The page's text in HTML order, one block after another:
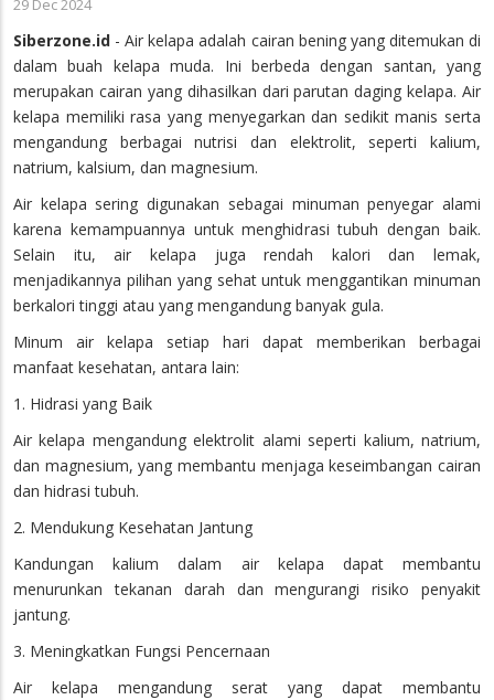
29 Dec 2024
Siberzone.id - Air kelapa adalah cairan bening yang ditemukan di
dalam buah kelapa muda. Ini berbeda dengan santan, yang
merupakan cairan yang dihasilkan dari parutan daging kelapa. Air
kelapa memiliki rasa yang menyegarkan dan sedikit manis serta
mengandung berbagai nutrisi dan elektrolit, seperti kalium,
natrium, kalsium, dan magnesium.
Air kelapa sering digunakan sebagai minuman penyegar alami
karena kemampuannya untuk menghidrasi tubuh dengan baik.
Selain itu, air kelapa juga rendah kalori dan lemak,
menjadikannya pilihan yang sehat untuk menggantikan minuman
berkalori tinggi atau yang mengandung banyak gula.
Minum air kelapa setiap hari dapat memberikan berbagai
manfaat kesehatan, antara lain:
1. Hidrasi yang Baik
Air kelapa mengandung elektrolit alami seperti kalium, natrium,
dan magnesium, yang membantu menjaga keseimbangan cairan
dan hidrasi tubuh.
2. Mendukung Kesehatan Jantung
Kandungan kalium dalam air kelapa dapat membantu
menurunkan tekanan darah dan mengurangi risiko penyakit
jantung.
3. Meningkatkan Fungsi Pencernaan
Air kelapa mengandung serat yang dapat membantu